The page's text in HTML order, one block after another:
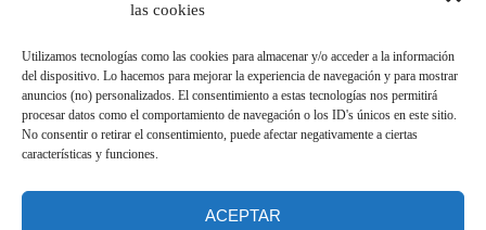
las cookies
Utilizamos tecnologías como las cookies para almacenar y/o acceder a la información
del dispositivo. Lo hacemos para mejorar la experiencia de navegación y para mostrar
anuncios (no) personalizados. El consentimiento a estas tecnologías nos permitirá
procesar datos como el comportamiento de navegación o los ID's únicos en este sitio.
No consentir o retirar el consentimiento, puede afectar negativamente a ciertas
características y funciones.
ACEPTAR
VIAJA SEGURO AL MEJOR PRECIO